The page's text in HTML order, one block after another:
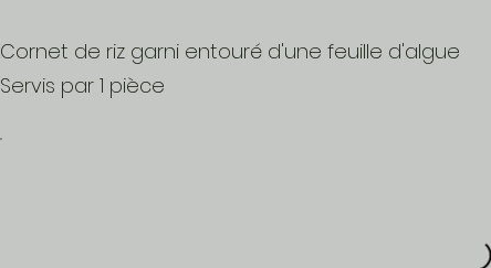
Cornet de riz garni entouré d'une feuille d'algue
Servis par 1 pièce